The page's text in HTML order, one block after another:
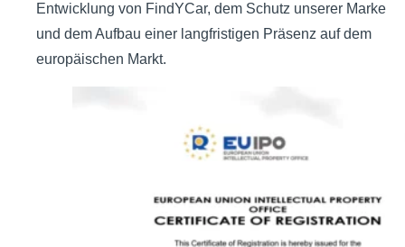
Entwicklung von FindYCar, dem Schutz unserer Marke
und dem Aufbau einer langfristigen Präsenz auf dem
europäischen Markt.